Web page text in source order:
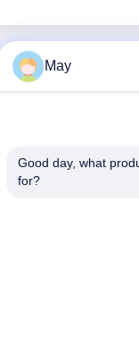
Endereço:
May
Good day, what
for?